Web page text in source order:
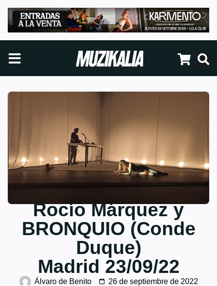
Rocío Márquez y
BRONQUIO (Conde
Duque)
Madrid 23/09/22
Álvaro de Benito 26 de septiembre de 2022